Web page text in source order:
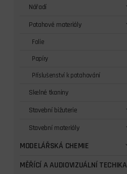
Nářadí
Potahové materiály
Folie
Papíry
Příslušenství k potahování
Skelné tkaniny
Stavební bižuterie
Stavební materiály
MODELÁŘSKÁ CHEMIE
MĚŘÍCÍ A AUDIOVIZUÁLNÍ TECHIKA